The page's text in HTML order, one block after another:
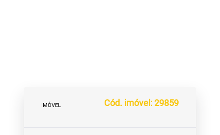
IMÓVEL Cód. imóvel: 29859